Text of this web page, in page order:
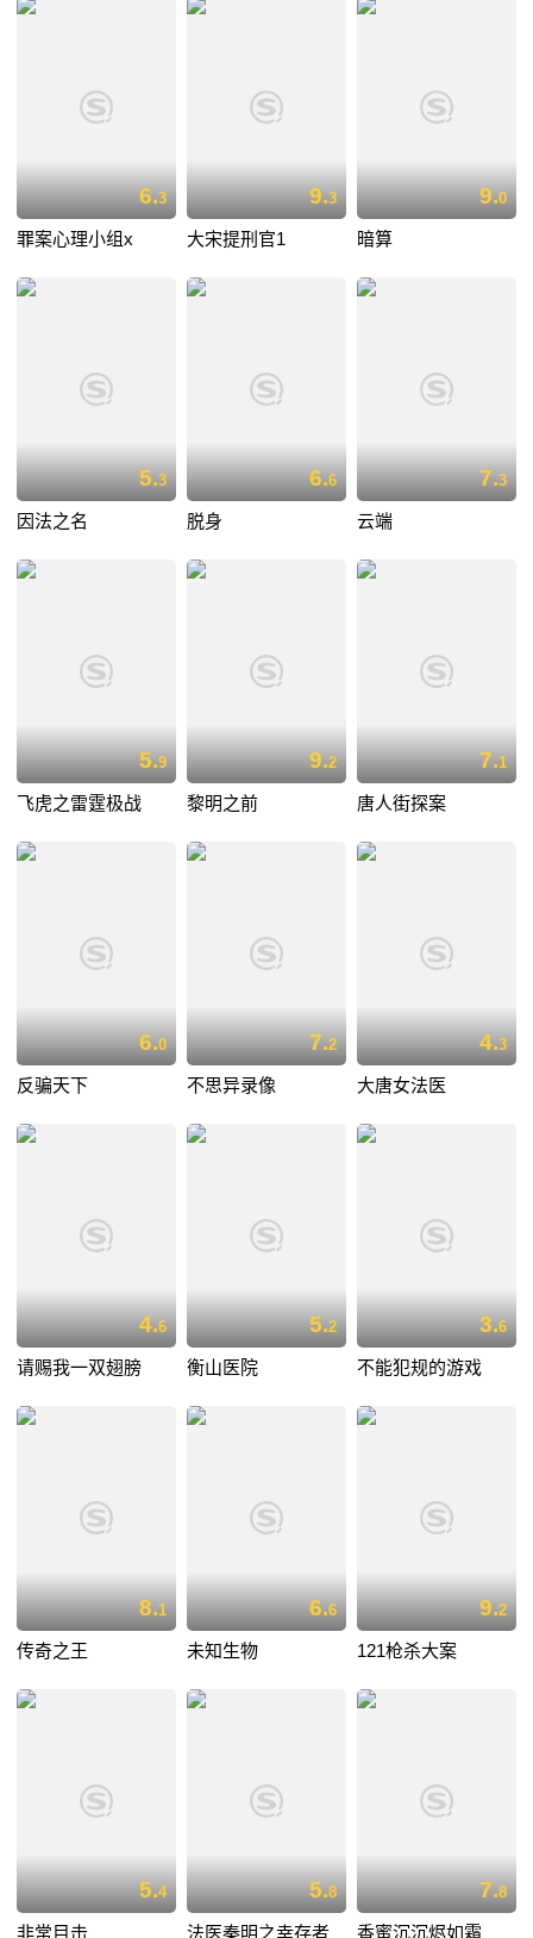
6.3
罪案心理小组x
9.3
大宋提刑官1
9.0
暗算
5.3
因法之名
6.6
脱身
7.3
云端
5.9
飞虎之雷霆极战
9.2
黎明之前
7.1
唐人街探案
6.0
反骗天下
7.2
不思异录像
4.3
大唐女法医
4.6
请赐我一双翅膀
5.2
衡山医院
3.6
不能犯规的游戏
8.1
传奇之王
6.6
未知生物
9.2
121枪杀大案
5.4
非常目击
5.8
法医秦明之幸存者
7.8
香蜜沉沉烬如霜